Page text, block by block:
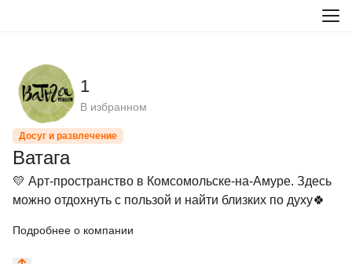
1
В избранном
Досуг и развлечение
Ватага
💛 Арт-пространство в Комсомольске-на-Амуре. Здесь
можно отдохнуть с пользой и найти близких по духу🍀
Подробнее о компании